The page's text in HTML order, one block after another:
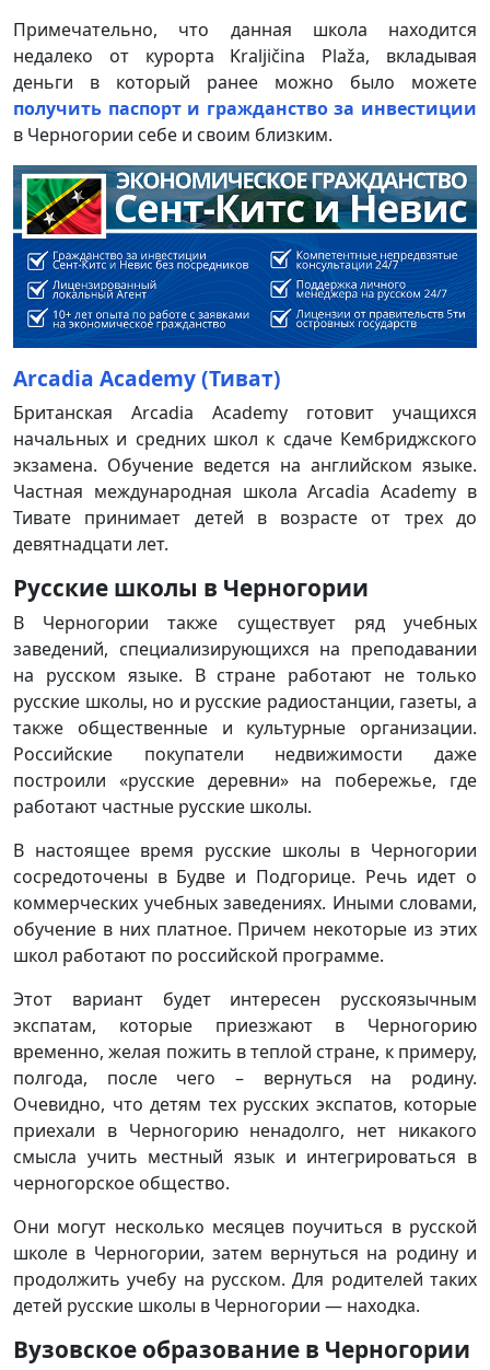
Примечательно, что данная школа находится
недалеко от курорта Kraljičina Plaža, вкладывая
деньги в который ранее можно было можете
получить паспорт и гражданство за инвестиции
в Черногории себе и своим близким.
Arcadia Academy (Тиват)
Британская Arcadia Academy готовит учащихся
начальных и средних школ к сдаче Кембриджского
экзамена. Обучение ведется на английском языке.
Частная международная школа Arcadia Academy в
Тивате принимает детей в возрасте от трех до
девятнадцати лет.
Русские школы в Черногории
В Черногории также существует ряд учебных
заведений, специализирующихся на преподавании
на русском языке. В стране работают не только
русские школы, но и русские радиостанции, газеты, а
также общественные и культурные организации.
Российские покупатели недвижимости даже
построили «русские деревни» на побережье, где
работают частные русские школы.
В настоящее время русские школы в Черногории
сосредоточены в Будве и Подгорице. Речь идет о
коммерческих учебных заведениях. Иными словами,
обучение в них платное. Причем некоторые из этих
школ работают по российской программе.
Этот вариант будет интересен русскоязычным
экспатам, которые приезжают в Черногорию
временно, желая пожить в теплой стране, к примеру,
полгода, после чего – вернуться на родину.
Очевидно, что детям тех русских экспатов, которые
приехали в Черногорию ненадолго, нет никакого
смысла учить местный язык и интегрироваться в
черногорское общество.
Они могут несколько месяцев поучиться в русской
школе в Черногории, затем вернуться на родину и
продолжить учебу на русском. Для родителей таких
детей русские школы в Черногории — находка.
Вузовское образование в Черногории